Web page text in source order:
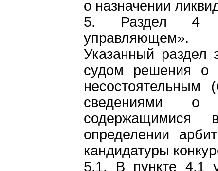
о назначении
5. Раздел 4
управляющем».
Указанный раздел
судом решения о
несостоятельным
сведениями о
определении
кандидатуры
5.1. В пункте 4.1